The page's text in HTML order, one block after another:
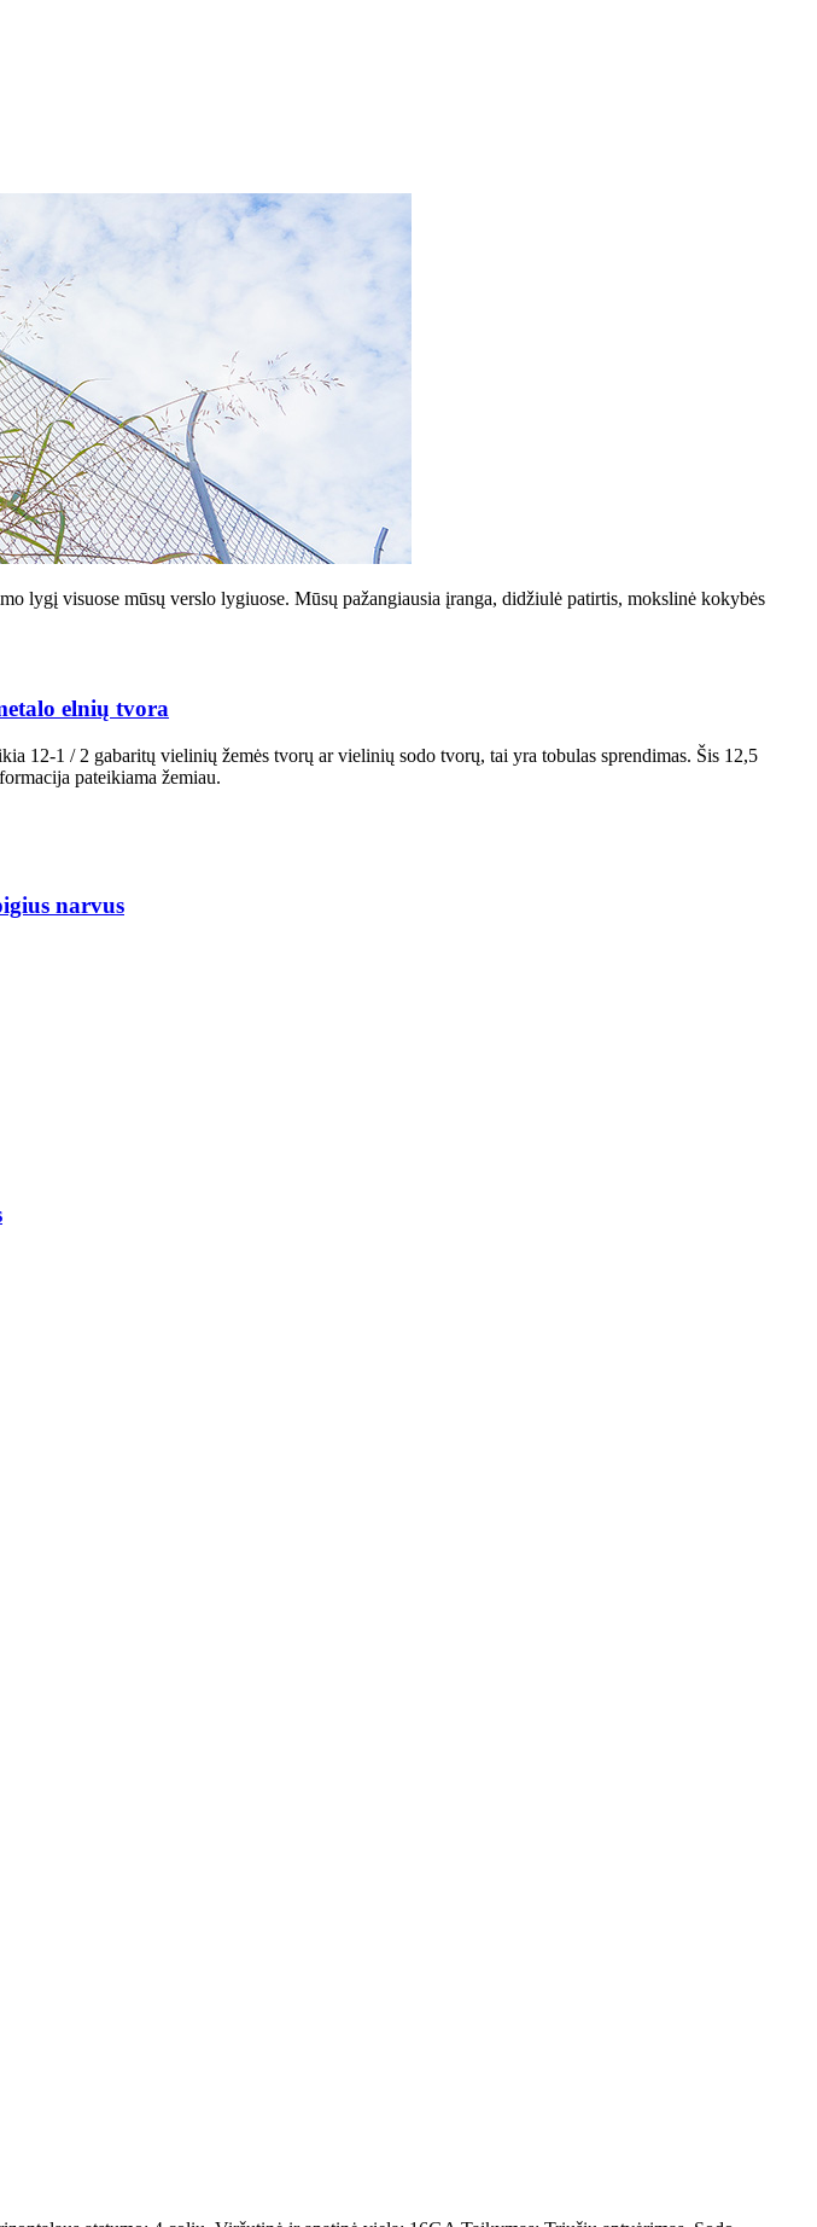
lygį visuose mūsų verslo lygiuose. Mūsų pažangiausia įranga, didžiulė patirtis, mokslinė kokybės
elnių tvora
12-1 / 2 gabaritų vielinių žemės tvorų ar vielinių sodo tvorų, tai yra tobulas sprendimas. Šis 12,5
pateikiama žemiau.
narvus